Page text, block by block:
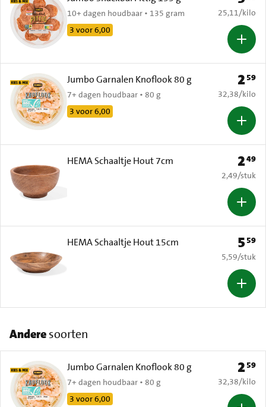
10+ dagen houdbaar • 135 gram
3 voor 6,00
€ 25,11 per
25,11/kilo
Jumbo Garnalen Knoflook 80 g
7+ dagen houdbaar • 80 g
3 voor 6,00
Prijs:
259
€ 32,38 per
32,38/kilo
HEMA Schaaltje Hout 7cm Prijs:
249
€ 2,49 per
2,49/stuk
HEMA Schaaltje Hout 15cm Prijs:
559
€ 5,59 per
5,59/stuk
Anderesoorten
Jumbo Garnalen Knoflook 80 g
7+ dagen houdbaar • 80 g
3 voor 6,00
Prijs:
259
€ 32,38 per
32,38/kilo